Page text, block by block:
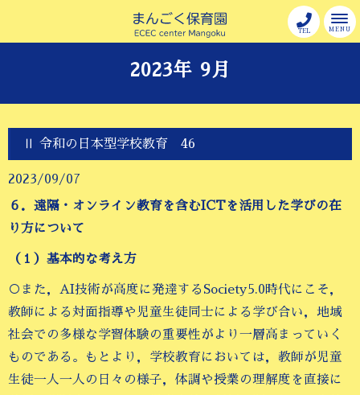
MENU
TEL
2023年 9月
Ⅱ 令和の日本型学校教育 46
2023/09/07
６．遠隔・オンライン教育を含むICTを活用した学びの在
り方について
（１）基本的な考え方
○また，AI技術が高度に発達するSociety5.0時代にこそ，
教師による対面指導や児童生徒同士による学び合い，地域
社会での多様な学習体験の重要性がより一層高まっていく
ものである。もとより，学校教育においては，教師が児童
生徒一人一人の日々の様子，体調や授業の理解度を直接に